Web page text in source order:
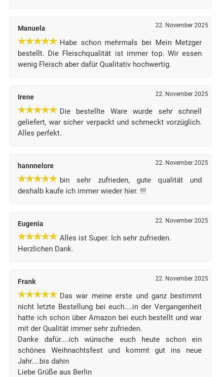
Manuela 22. November 2025
Habe schon mehrmals bei Mein Metzger
bestellt. Die Fleischqualität ist immer top. Wir essen
wenig Fleisch aber dafür Qualitativ hochwertig.
Irene 22. November 2025
Die bestellte Ware wurde sehr schnell
geliefert, war sicher verpackt und schmeckt vorzüglich.
Alles perfekt.
hannnelore 22. November 2025
bin sehr zufrieden, gute qualität und
deshalb kaufe ich immer wieder hier. !!!
Eugenia 22. November 2025
Alles ist Super. Ich sehr zufrieden.
Herzlichen Dank.
Frank 22. November 2025
Das war meine erste und ganz bestimmt
nicht letzte Bestellung bei euch....in der Vergangenheit
hatte ich schon über Amazon bei euch bestellt und war
mit der Qualität immer sehr zufrieden.
Danke dafür....ich wünsche euch heute schon ein
schönes Weihnachtsfest und kommt gut ins neue
Jahr....bis dahin
Liebe Grüße aus Berlin